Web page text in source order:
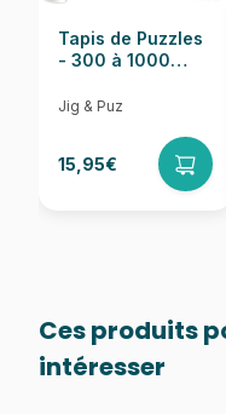
Tapis de Puzzles
- 300 à 1000
Jig & Puz
15,95€
Ces produits
intéresser